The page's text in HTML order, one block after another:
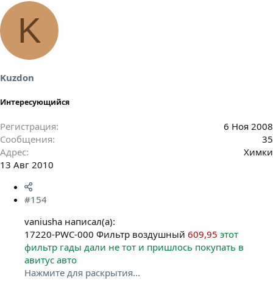
K
Kuzdon
Интересующийся
Регистрация
6 Ноя 2008
Сообщения
35
Адрес
Химки
13 Авг 2010
#154
vaniusha написал(а):
17220-PWC-000 Фильтр воздушный 609,95 этот
фильтр гады дали не тот и пришлось покупать в
авитус авто
Нажмите для раскрытия...